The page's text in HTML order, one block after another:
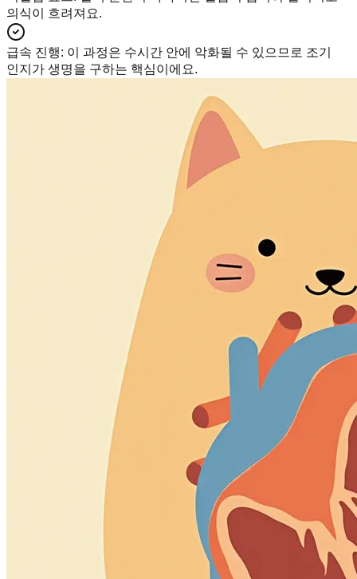
의식이 흐려져요.
급속 진행: 이 과정은 수시간 안에 악화될 수 있으므로 조기
인지가 생명을 구하는 핵심이에요.